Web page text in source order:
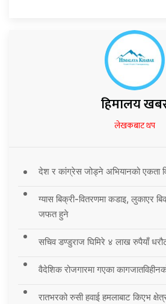
हिमालय
लेखकबाट थप
देश र कांग्रेस जोड्ने अभियानको एकता
ग्यास बिक्री-वितरणमा कडाइ, लुकाएर
जफत हुने
सचिव डण्डुराज घिमिरे ४ लाख रुपैयाँ
वैदेशिक रोजगारमा गएका
रातभरको रुसी हवाई हमलाबाट किएभ